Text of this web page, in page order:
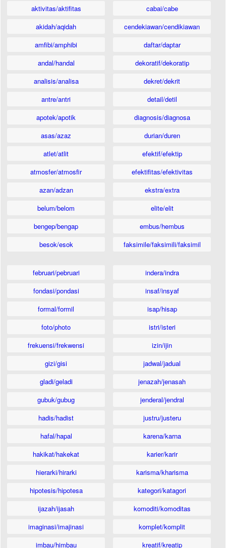
aktivitas/aktifitas
akidah/aqidah
amfibi/amphibi
andal/handal
analisis/analisa
antre/antri
apotek/apotik
asas/azaz
atlet/atlit
atmosfer/atmosfir
azan/adzan
belum/belom
bengep/bengap
besok/esok
cabai/cabe
cendekiawan/cendikiawan
daftar/daptar
dekoratif/dekoratip
dekret/dekrit
detail/detil
diagnosis/diagnosa
durian/duren
efektif/efektip
efektifitas/efektivitas
ekstra/extra
elite/elit
embus/hembus
faksimile/faksimili/faksimil
februari/pebruari
fondasi/pondasi
formal/formil
foto/photo
frekuensi/frekwensi
gizi/gisi
gladi/geladi
gubuk/gubug
hadis/hadist
hafal/hapal
hakikat/hakekat
hierarki/hirarki
hipotesis/hipotesa
ijazah/ijasah
imaginasi/imajinasi
imbau/himbau
indera/indra
insaf/insyaf
isap/hisap
istri/isteri
izin/ijin
jadwal/jadual
jenazah/jenasah
jenderal/jendral
justru/justeru
karena/karna
karier/karir
karisma/kharisma
kategori/katagori
komoditi/komoditas
komplet/komplit
kreatif/kreatip